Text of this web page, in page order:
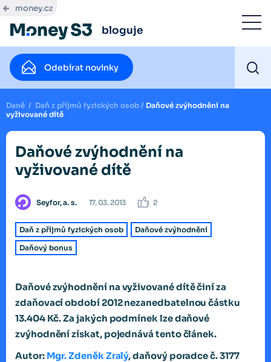
money.cz
bloguje
Odebírat novinky
Daně / Daň z příjmů fyzických osob / Daňové zvýhodnění na
vyživované dítě
Daňové zvýhodnění na
vyživované dítě
Seyfor, a. s. 17. 03. 2013 2
Daň z příjmů fyzických osob
Daňové zvýhodnění
Daňový bonus
Daňové zvýhodnění na vyživované dítě činí za
zdaňovací období 2012 nezanedbatelnou částku
13.404 Kč. Za jakých podmínek lze daňové
zvýhodnění získat, pojednává tento článek.
Autor: Mgr. Zdeněk Zralý, daňový poradce č. 3177